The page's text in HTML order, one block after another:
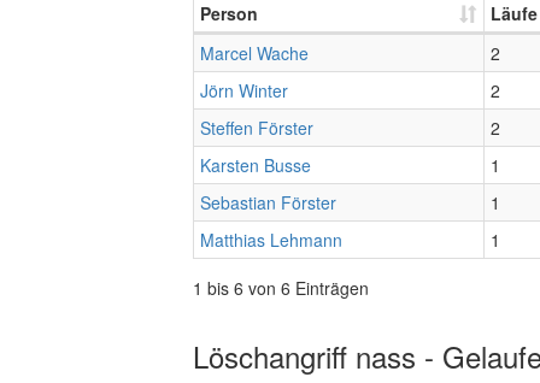
Person
Läufe
Marcel Wache
2
Jörn Winter
2
Steffen Förster
2
Karsten Busse
1
Sebastian Förster
1
Matthias Lehmann
1
1 bis 6 von 6 Einträgen
Löschangriff nass -